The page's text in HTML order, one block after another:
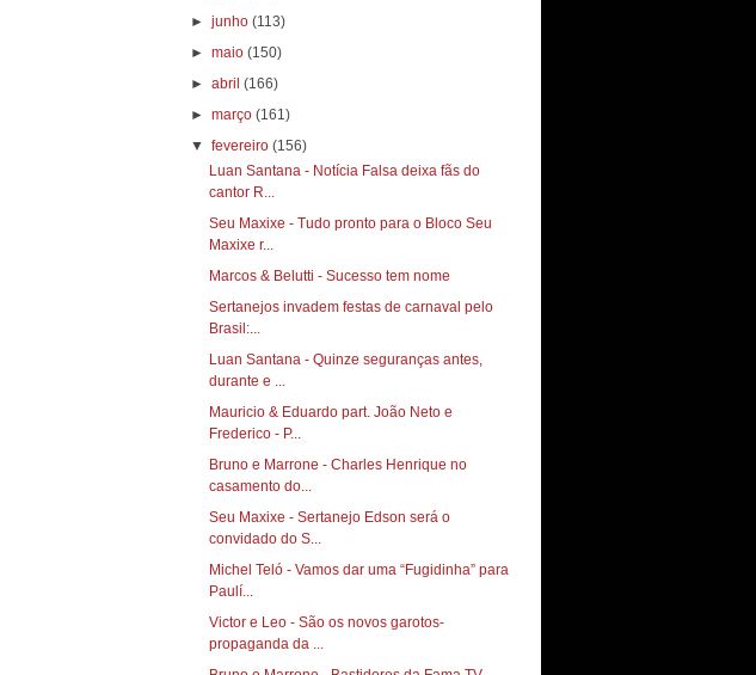
►junho(113)
►maio(150)
►abril(166)
►março(161)
▼fevereiro(156)
Luan Santana - Notícia Falsa deixa fãs do
cantor R...
Seu Maxixe - Tudo pronto para o Bloco Seu
Maxixe r...
Marcos & Belutti - Sucesso tem nome
Sertanejos invadem festas de carnaval pelo
Brasil:...
Luan Santana - Quinze seguranças antes,
durante e ...
Mauricio & Eduardo part. João Neto e
Frederico - P...
Bruno e Marrone - Charles Henrique no
casamento do...
Seu Maxixe - Sertanejo Edson será o
convidado do S...
Michel Teló - Vamos dar uma “Fugidinha” para
Paulí...
Victor e Leo - São os novos garotos-
propaganda da ...